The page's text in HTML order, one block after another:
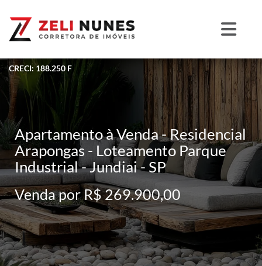
CRECI: 188.250 F
Apartamento à Venda - Residencial
Arapongas - Loteamento Parque
Industrial - Jundiai - SP
Venda por R$ 269.900,00